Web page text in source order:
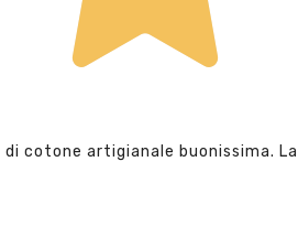
cotone artigianale buonissima.